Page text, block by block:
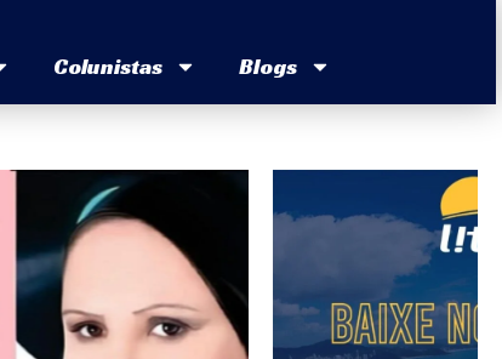
Colunistas Blogs